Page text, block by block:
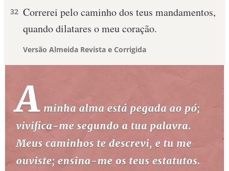
32 Correrei pelo caminho dos teus mandamentos,
quando dilatares o meu coração.
Versão Almeida Revista e Corrigida